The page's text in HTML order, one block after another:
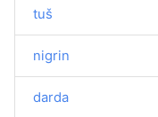
tuš
nigrin
darda